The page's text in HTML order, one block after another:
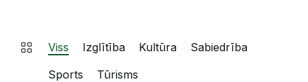
Viss Izglītība Kultūra
Sabiedrība
Sports
Tūrisms